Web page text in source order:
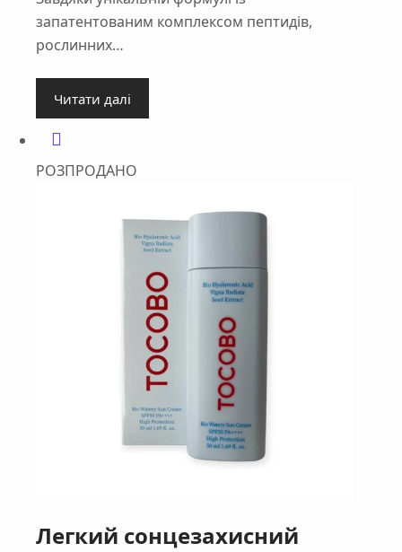
запатентованим комплексом пептидів,
рослинних…
Читати далі
РОЗПРОДАНО
Легкий сонцезахисний